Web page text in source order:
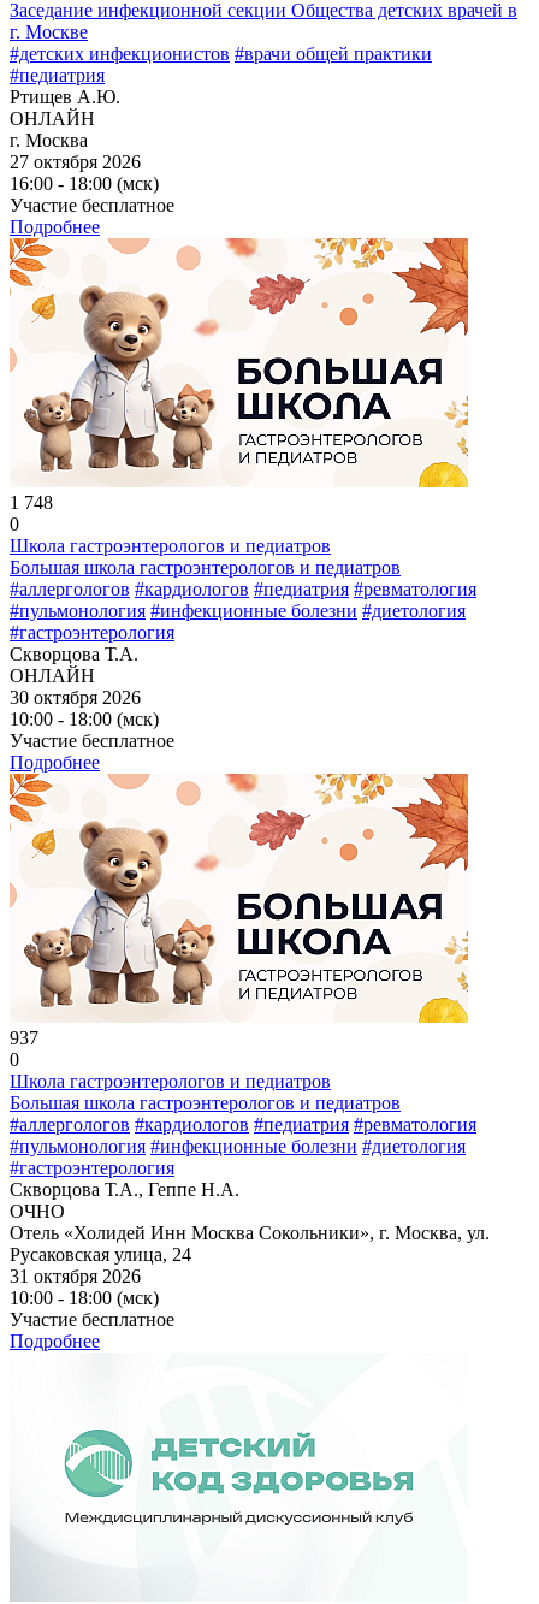
Заседание инфекционной секции Общества детских врачей в
г. Москве
#детских инфекционистов #врачи общей практики
#педиатрия
Ртищев А.Ю.
ОНЛАЙН
г. Москва
27 октября 2026
16:00 - 18:00 (мск)
Участие бесплатное
Подробнее
1 748
0
Школа гастроэнтерологов и педиатров
Большая школа гастроэнтерологов и педиатров
#аллергологов #кардиологов #педиатрия #ревматология
#пульмонология #инфекционные болезни #диетология
#гастроэнтерология
Скворцова Т.А.
ОНЛАЙН
30 октября 2026
10:00 - 18:00 (мск)
Участие бесплатное
Подробнее
937
0
Школа гастроэнтерологов и педиатров
Большая школа гастроэнтерологов и педиатров
#аллергологов #кардиологов #педиатрия #ревматология
#пульмонология #инфекционные болезни #диетология
#гастроэнтерология
Скворцова Т.А., Геппе Н.А.
ОЧНО
Отель «Холидей Инн Москва Сокольники», г. Москва, ул.
Русаковская улица, 24
31 октября 2026
10:00 - 18:00 (мск)
Участие бесплатное
Подробнее